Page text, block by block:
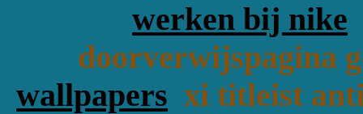
werken bij nike
doorverwijspagina
wallpapers xi titleist